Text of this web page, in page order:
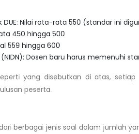
Nilai rata-rata 550 (standar ini
450 hingga 500
559 hingga 600
Dosen baru harus memenuhi
yang disebutkan di atas,
peserta.
berbagai jenis soal dalam jumlah